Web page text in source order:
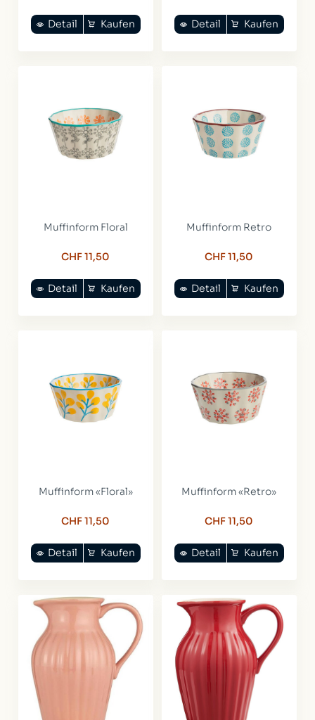
Kaufen
Detail Kaufen
Detail
Muffinform Floral
CHF 11,50
Kaufen
Detail
Muffinform Retro
CHF 11,50
Kaufen
Detail
Muffinform «Floral»
CHF 11,50
Kaufen
Detail
Muffinform «Retro»
CHF 11,50
Kaufen
Detail